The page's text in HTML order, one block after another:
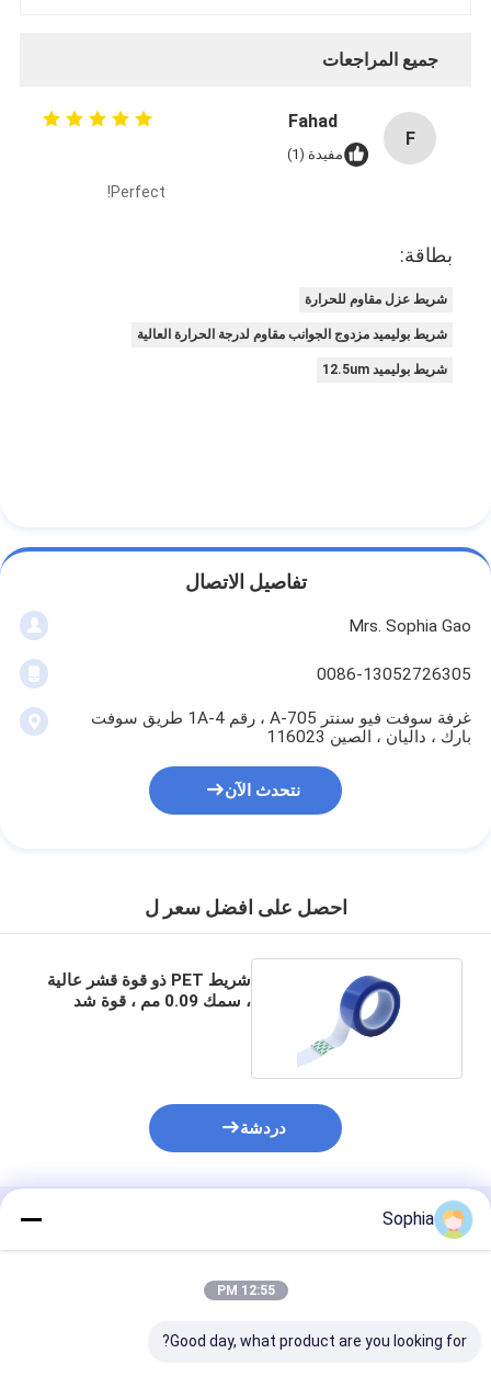
جميع المراجعات
F
Fahad
مفيدة (1)
Perfect!
بطاقة:
شريط عزل مقاوم للحرارة
شريط بوليميد مزدوج الجوانب مقاوم لدرجة الحرارة العالية
شريط بوليميد 12.5um
تفاصيل الاتصال
Mrs. Sophia Gao
0086-13052726305
غرفة سوفت فيو سنتر A-705 ، رقم 1A-4 طريق سوفت
بارك ، داليان ، الصين 116023
نتحدث الآن
احصل على افضل سعر ل
شريط PET ذو قوة قشر عالية
، سمك 0.09 مم ، قوة شد
دردشة
المنتجات الموصى بها
Sophia
12:55 PM
Good day, what product are you looking for?